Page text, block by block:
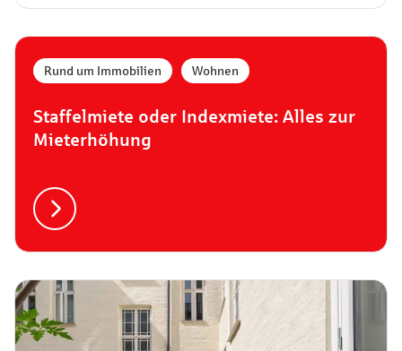
Staffelmiete oder Indexmiete: Alles zur
Mieterhöhung
Rund um Immobilien Wohnen